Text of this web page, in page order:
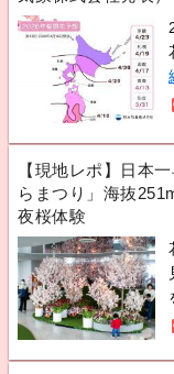
【現地レポ】日本
らまつり」海抜
夜桜体験